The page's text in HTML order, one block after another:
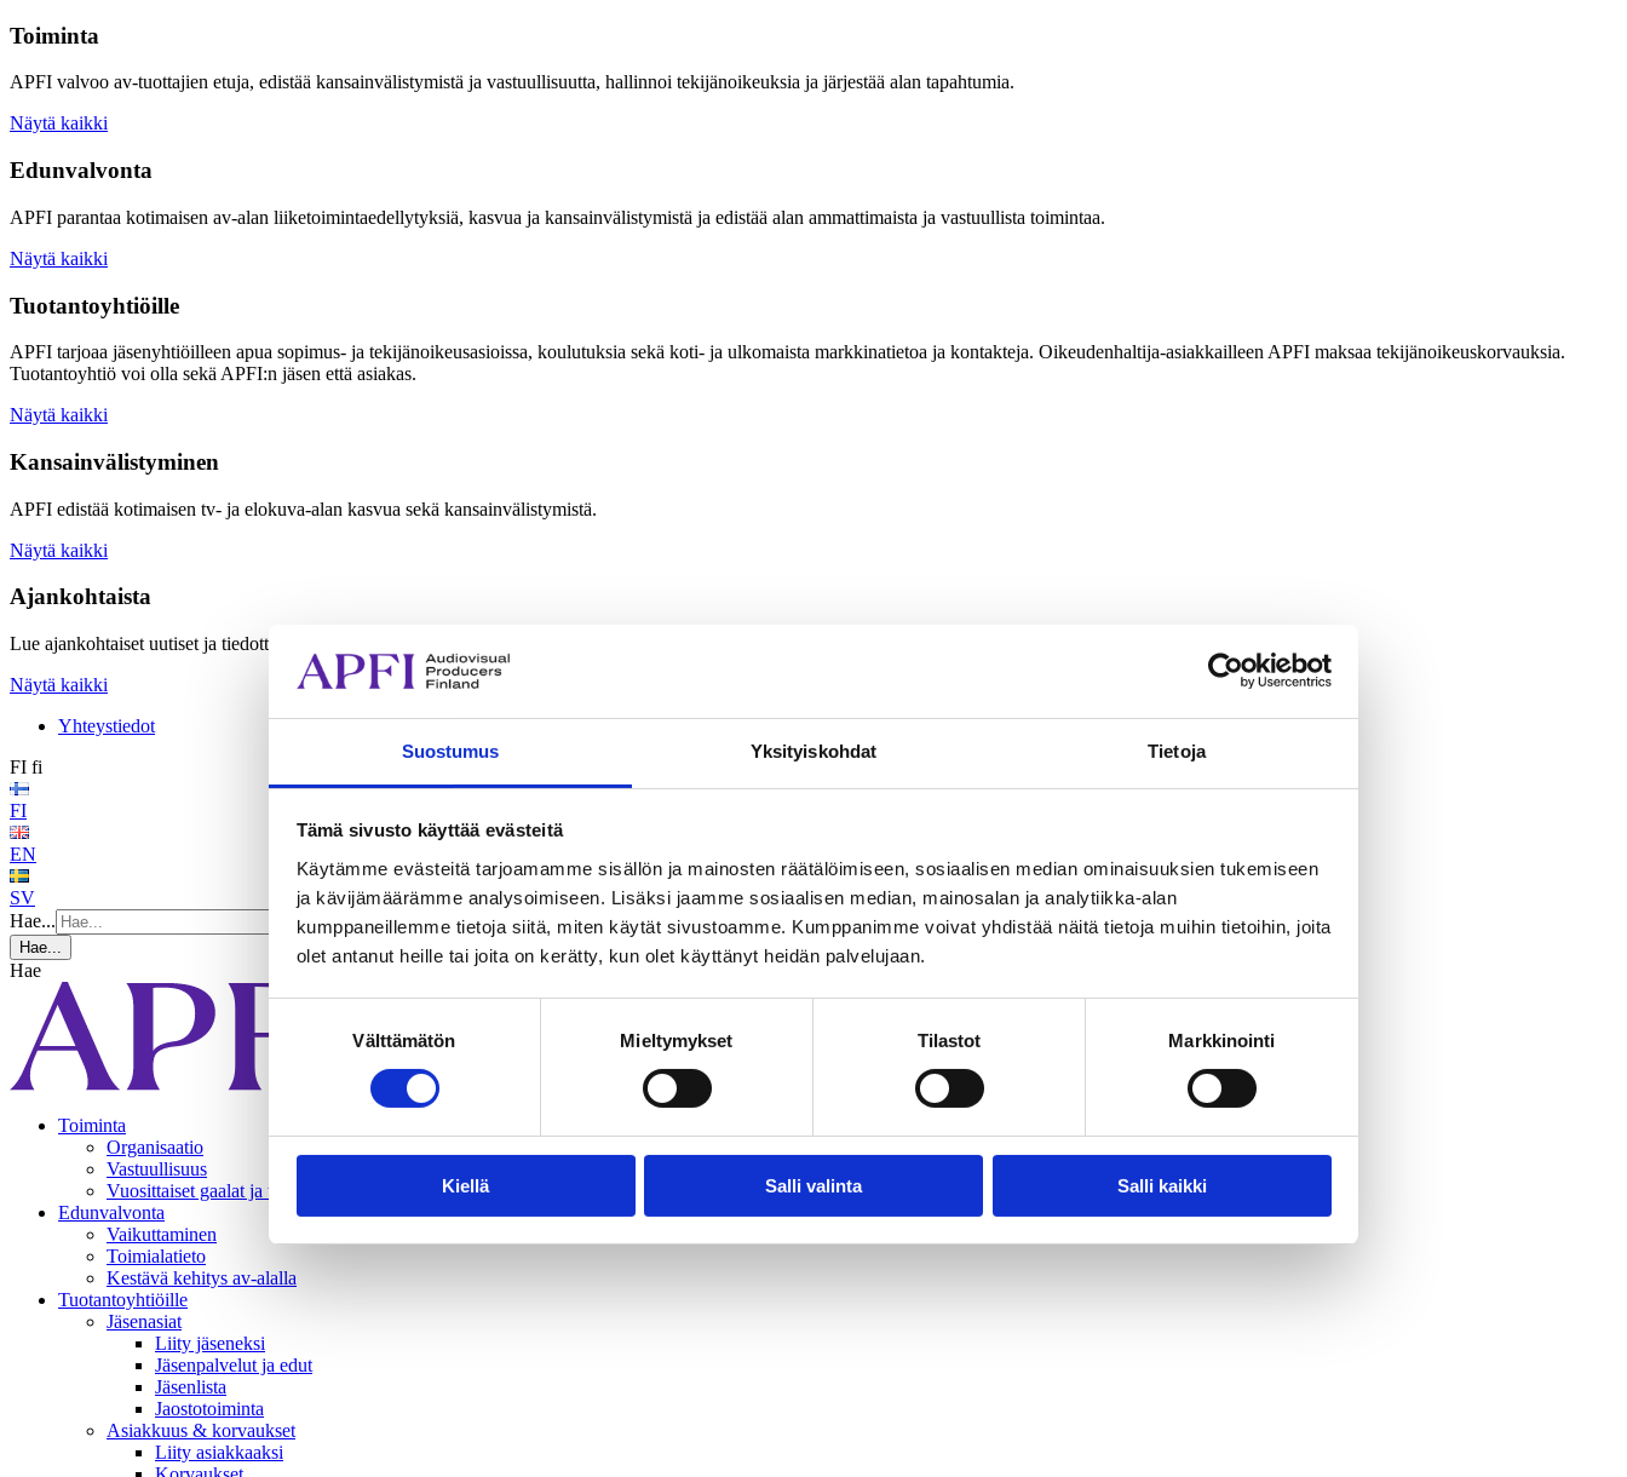
Suostumus Yksityiskohdat Tietoja
Tämä sivusto käyttää evästeitä
Käytämme evästeitä tarjoamamme sisällön ja mainosten räätälöimiseen, sosiaalisen median ominaisuuksien tukemiseen
ja kävijämäärämme analysoimiseen. Lisäksi jaamme sosiaalisen median, mainosalan ja analytiikka-alan
kumppaneillemme tietoja siitä, miten käytät sivustoamme. Kumppanimme voivat yhdistää näitä tietoja muihin tietoihin, joita
olet antanut heille tai joita on kerätty, kun olet käyttänyt heidän palvelujaan.
valinta
Välttämätön Mieltymykset Tilastot Markkinointi
Kiellä Salli valinta Salli kaikki
Toiminta
APFI valvoo av-tuottajien etuja, edistää kansainvälistymistä ja vastuullisuutta, hallinnoi tekijänoikeuksia ja järjestää alan tapahtumia.
Näytä kaikki
Edunvalvonta
APFI parantaa kotimaisen av-alan liiketoimintaedellytyksiä, kasvua ja kansainvälistymistä ja edistää alan ammattimaista ja vastuullista toimintaa.
Näytä kaikki
Tuotantoyhtiöille
APFI tarjoaa jäsenyhtiöilleen apua sopimus- ja tekijänoikeusasioissa, koulutuksia sekä koti- ja ulkomaista markkinatietoa ja kontakteja. Oikeudenhaltija-asiakkailleen APFI maksaa tekijänoikeuskorvauksia.
Tuotantoyhtiö voi olla sekä APFI:n jäsen että asiakas.
Näytä kaikki
Kansainvälistyminen
APFI edistää kotimaisen tv- ja elokuva-alan kasvua sekä kansainvälistymistä.
Näytä kaikki
Ajankohtaista
Lue ajankohtaiset uutiset ja tiedotteet sekä tutustu APFI:n järjestämiin tapahtumiin ja koulutuksiin.
Näytä kaikki
Yhteystiedot
FI fi
FI
EN
SV
Hae...
Hae...
Hae
Audiovisual Producers Finland - APFI
Toiminta
Organisaatio
Vastuullisuus
Vuosittaiset gaalat ja tapahtumat
Edunvalvonta
Vaikuttaminen
Toimialatieto
Kestävä kehitys av-alalla
Tuotantoyhtiöille
Jäsenasiat
Liity jäseneksi
Jäsenpalvelut ja edut
Jäsenlista
Jaostotoiminta
Asiakkuus & korvaukset
Liity asiakkaaksi